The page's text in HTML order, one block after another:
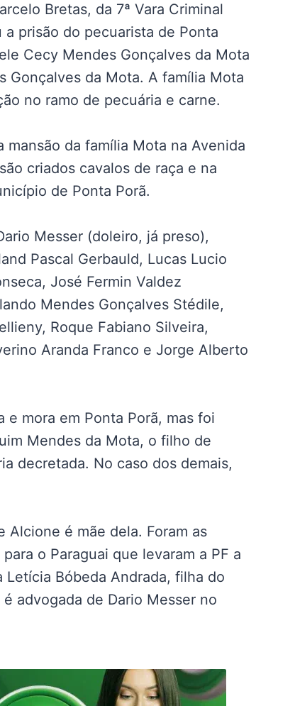
Bretas, da 7ª Vara Criminal
prisão do pecuarista de Ponta
Cecy Mendes Gonçalves da Mota
Gonçalves da Mota. A família Mota
no ramo de pecuária e carne.
da família Mota na Avenida
criados cavalos de raça e na
de Ponta Porã.
Messer (doleiro, já preso),
Pascal Gerbauld, Lucas Lucio
José Fermin Valdez
Mendes Gonçalves Stédile,
Roque Fabiano Silveira,
Aranda Franco e Jorge Alberto
mora em Ponta Porã, mas foi
Mendes da Mota, o filho de
decretada. No caso dos demais,
Alcione é mãe dela. Foram as
o Paraguai que levaram a PF a
Bóbeda Andrada, filha do
advogada de Dario Messer no